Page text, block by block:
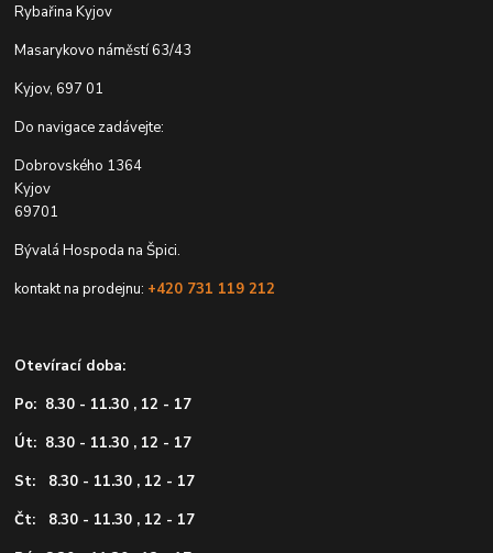
Rybařina Kyjov
Masarykovo náměstí 63/43
Kyjov, 697 01
Do navigace zadávejte:
Dobrovského 1364
Kyjov
69701
Bývalá Hospoda na Špici.
kontakt na prodejnu: +420 731 119 212
Otevírací doba:
Po: 8.30 - 11.30 , 12 - 17
Út: 8.30 - 11.30 , 12 - 17
St: 8.30 - 11.30 , 12 - 17
Čt: 8.30 - 11.30 , 12 - 17